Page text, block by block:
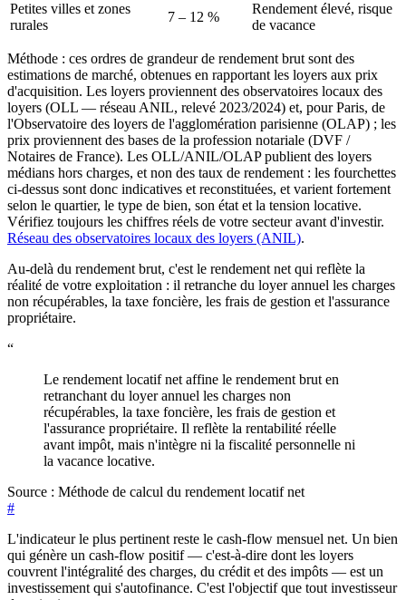
Petites villes et zones
rurales
7 – 12 %
Rendement élevé, risque
de vacance
Méthode : ces ordres de grandeur de rendement brut sont des
estimations de marché, obtenues en rapportant les loyers aux prix
d'acquisition. Les loyers proviennent des observatoires locaux des
loyers (OLL — réseau ANIL, relevé 2023/2024) et, pour Paris, de
l'Observatoire des loyers de l'agglomération parisienne (OLAP) ; les
prix proviennent des bases de la profession notariale (DVF /
Notaires de France). Les OLL/ANIL/OLAP publient des loyers
médians hors charges, et non des taux de rendement : les fourchettes
ci-dessus sont donc indicatives et reconstituées, et varient fortement
selon le quartier, le type de bien, son état et la tension locative.
Vérifiez toujours les chiffres réels de votre secteur avant d'investir.
Réseau des observatoires locaux des loyers (ANIL).
Au-delà du rendement brut, c'est le rendement net qui reflète la
réalité de votre exploitation : il retranche du loyer annuel les charges
non récupérables, la taxe foncière, les frais de gestion et l'assurance
propriétaire.
“
Le rendement locatif net affine le rendement brut en
retranchant du loyer annuel les charges non
récupérables, la taxe foncière, les frais de gestion et
l'assurance propriétaire. Il reflète la rentabilité réelle
avant impôt, mais n'intègre ni la fiscalité personnelle ni
la vacance locative.
Source : Méthode de calcul du rendement locatif net
#
L'indicateur le plus pertinent reste le cash-flow mensuel net. Un bien
qui génère un cash-flow positif — c'est-à-dire dont les loyers
couvrent l'intégralité des charges, du crédit et des impôts — est un
investissement qui s'autofinance. C'est l'objectif que tout investisseur